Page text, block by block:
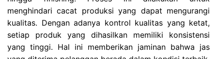
menghindari cacat produksi yang dapat mengurangi
kualitas. Dengan adanya kontrol kualitas yang ketat,
setiap produk yang dihasilkan memiliki konsistensi
yang tinggi. Hal ini memberikan jaminan bahwa jas